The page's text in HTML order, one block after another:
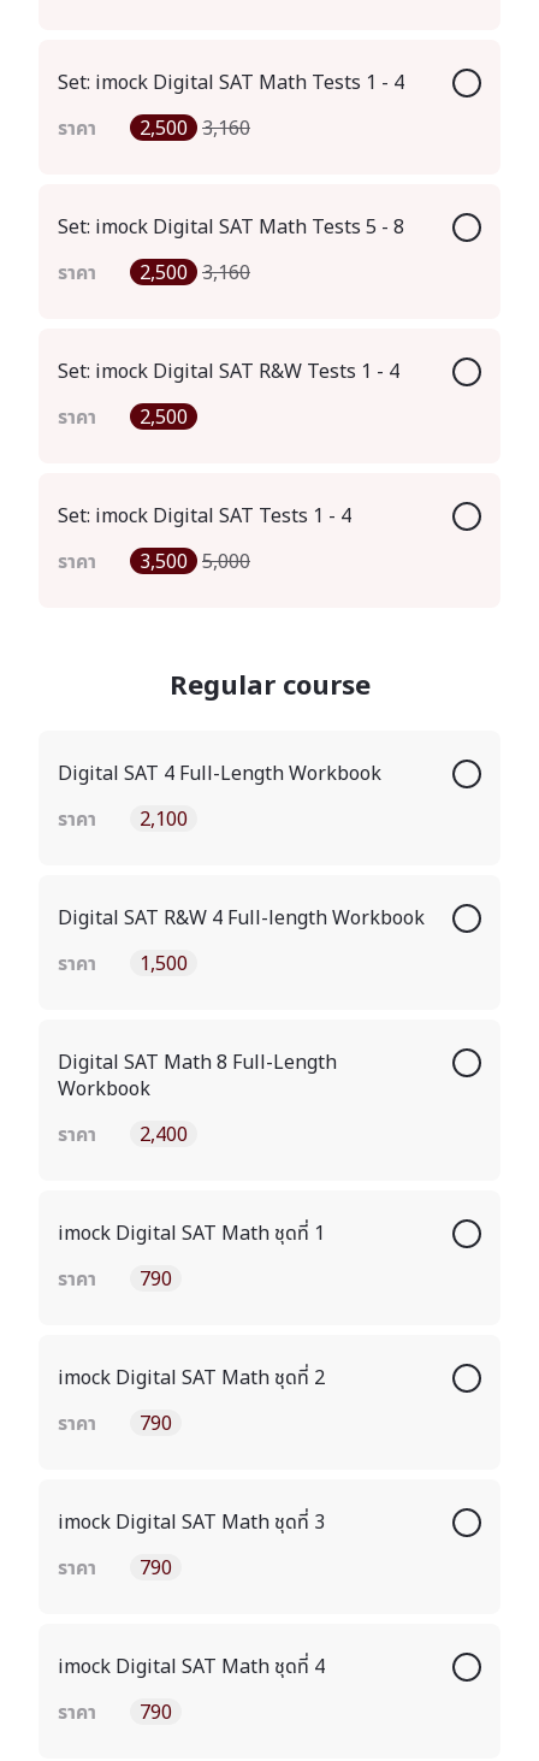
Set: imock Digital SAT Math Tests 1 - 4
ราคา
2,500 3,160
Set: imock Digital SAT Math Tests 5 - 8
ราคา
2,500 3,160
Set: imock Digital SAT R&W Tests 1 - 4
ราคา
2,500
Set: imock Digital SAT Tests 1 - 4
ราคา
3,500 5,000
Regular course
Digital SAT 4 Full-Length Workbook
ราคา
2,100
Digital SAT R&W 4 Full-length Workbook
ราคา
1,500
Digital SAT Math 8 Full-Length
Workbook
ราคา
2,400
imock Digital SAT Math ชุดที่ 1
ราคา
790
imock Digital SAT Math ชุดที่ 2
ราคา
790
imock Digital SAT Math ชุดที่ 3
ราคา
790
imock Digital SAT Math ชุดที่ 4
ราคา
790